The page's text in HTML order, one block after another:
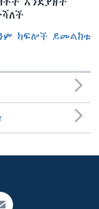
ክፍሎች ይመልከቱ